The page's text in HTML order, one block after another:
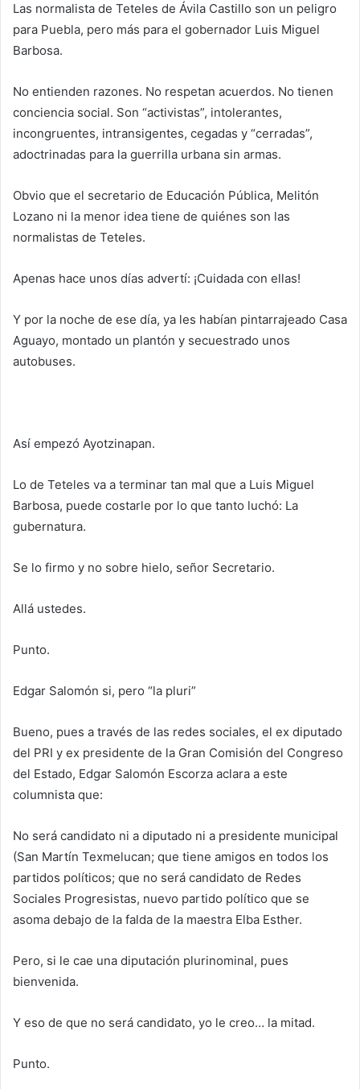
Las normalista de Teteles de Ávila Castillo son un peligro
para Puebla, pero más para el gobernador Luis Miguel
Barbosa.
No entienden razones. No respetan acuerdos. No tienen
conciencia social. Son “activistas”, intolerantes,
incongruentes, intransigentes, cegadas y “cerradas”,
adoctrinadas para la guerrilla urbana sin armas.
Obvio que el secretario de Educación Pública, Melitón
Lozano ni la menor idea tiene de quiénes son las
normalistas de Teteles.
Apenas hace unos días advertí: ¡Cuidada con ellas!
Y por la noche de ese día, ya les habían pintarrajeado Casa
Aguayo, montado un plantón y secuestrado unos
autobuses.
Así empezó Ayotzinapan.
Lo de Teteles va a terminar tan mal que a Luis Miguel
Barbosa, puede costarle por lo que tanto luchó: La
gubernatura.
Se lo firmo y no sobre hielo, señor Secretario.
Allá ustedes.
Punto.
Edgar Salomón si, pero “la pluri”
Bueno, pues a través de las redes sociales, el ex diputado
del PRI y ex presidente de la Gran Comisión del Congreso
del Estado, Edgar Salomón Escorza aclara a este
columnista que:
No será candidato ni a diputado ni a presidente municipal
(San Martín Texmelucan; que tiene amigos en todos los
partidos políticos; que no será candidato de Redes
Sociales Progresistas, nuevo partido político que se
asoma debajo de la falda de la maestra Elba Esther.
Pero, si le cae una diputación plurinominal, pues
bienvenida.
Y eso de que no será candidato, yo le creo… la mitad.
Punto.